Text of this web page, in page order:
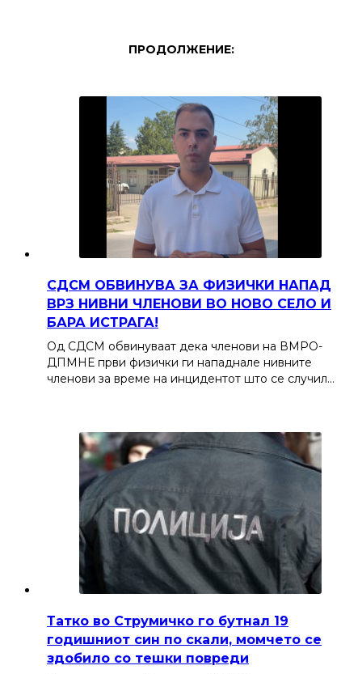
ПРОДОЛЖЕНИЕ:
СДСМ ОБВИНУВА ЗА ФИЗИЧКИ НАПАД
ВРЗ НИВНИ ЧЛЕНОВИ ВО НОВО СЕЛО И
БАРА ИСТРАГА!
Од СДСМ обвинуваат дека членови на ВМРО-
ДПМНЕ први физички ги нападнале нивните
членови за време на инцидентот што се случил…
Татко во Струмичко го бутнал 19
годишниот син по скали, момчето се
здобило со тешки повреди